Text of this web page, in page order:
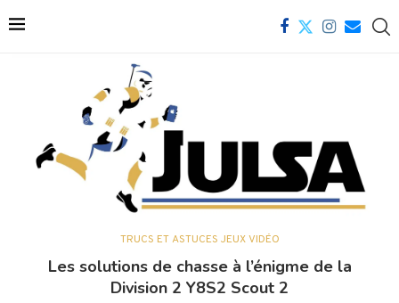
TRUCS ET ASTUCES JEUX VIDÉO
Les solutions de chasse à l’énigme de la
Division 2 Y8S2 Scout 2